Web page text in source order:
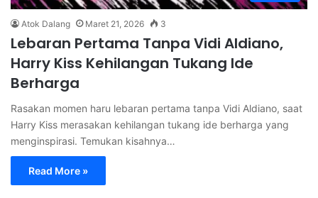
Atok Dalang Maret 21, 2026 3
Lebaran Pertama Tanpa Vidi Aldiano,
Harry Kiss Kehilangan Tukang Ide
Berharga
Rasakan momen haru lebaran pertama tanpa Vidi Aldiano, saat
Harry Kiss merasakan kehilangan tukang ide berharga yang
menginspirasi. Temukan kisahnya…
Read More »